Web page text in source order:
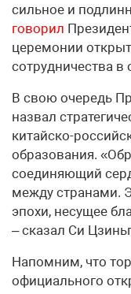
сильное и
говорил
церемонии
сотрудничества в
В свою очередь
назвал
китайско-
образования.
соединяющий
между странами.
эпохи, несущее
– сказал Си
Напомним, что
официального